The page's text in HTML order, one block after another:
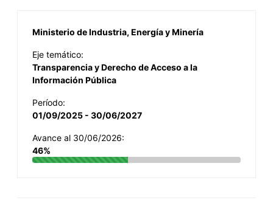
Ministerio de Industria, Energía y Minería
Eje temático:
Transparencia y Derecho de Acceso a la
Información Pública
Período:
01/09/2025 - 30/06/2027
Avance al 30/06/2026:
46%